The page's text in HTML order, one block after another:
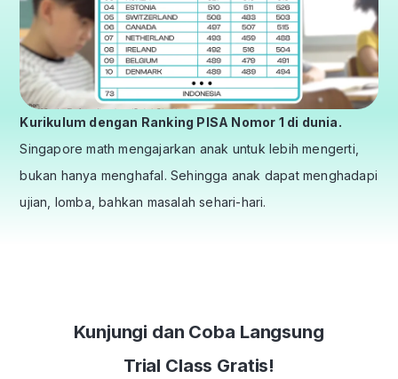
Kurikulum dengan Ranking PISA Nomor 1 di dunia.
Singapore math mengajarkan anak untuk lebih mengerti,
bukan hanya menghafal. Sehingga anak dapat menghadapi
ujian, lomba, bahkan masalah sehari-hari.
Kunjungi dan Coba Langsung
Trial Class Gratis!